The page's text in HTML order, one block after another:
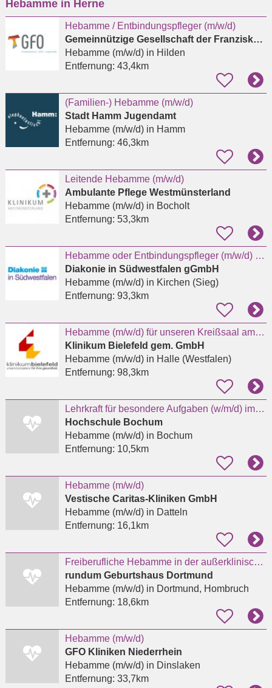
eingeben
Hebamme in Herne
Hebamme / Entbindungspfleger (m/w/d)
Gemeinnützige Gesellschaft der Franziskanerinnen zu Olpe mbH
Hebamme (m/w/d)in Hilden
Entfernung: 43,4km
(Familien-) Hebamme (m/w/d)
Stadt Hamm Jugendamt
Hebamme (m/w/d)in Hamm
Entfernung: 46,3km
Leitende Hebamme (m/w/d)
Ambulante Pflege Westmünsterland
Hebamme (m/w/d)in Bocholt
Entfernung: 53,3km
Hebamme oder Entbindungspfleger (m/w/d) für das Kreißsaal-Team in Kirchen
Diakonie in Südwestfalen gGmbH
Hebamme (m/w/d)in Kirchen (Sieg)
Entfernung: 93,3km
Hebamme (m/w/d) für unseren Kreißsaal am Standort Halle (Westf.)
Klinikum Bielefeld gem. GmbH
Hebamme (m/w/d)in Halle (Westfalen)
Entfernung: 98,3km
Lehrkraft für besondere Aufgaben (w/m/d) im Studienbereich Hebammenwissenschaft (EG 10 TV-L)
Hochschule Bochum
Hebamme (m/w/d)in Bochum
Entfernung: 10,5km
Hebamme (m/w/d)
Vestische Caritas-Kliniken GmbH
Hebamme (m/w/d)in Datteln
Entfernung: 16,1km
Freiberufliche Hebamme in der außerklinischen Geburtshilfe
rundum Geburtshaus Dortmund
Hebamme (m/w/d)in Dortmund, Hombruch
Entfernung: 18,6km
Hebamme (m/w/d)
GFO Kliniken Niederrhein
Hebamme (m/w/d)in Dinslaken
Entfernung: 33,7km